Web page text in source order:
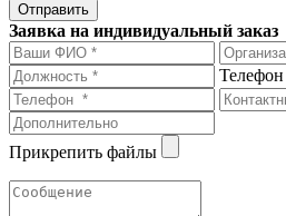
Заявка на индивидуальный заказ
Телефон
Прикрепить файлы